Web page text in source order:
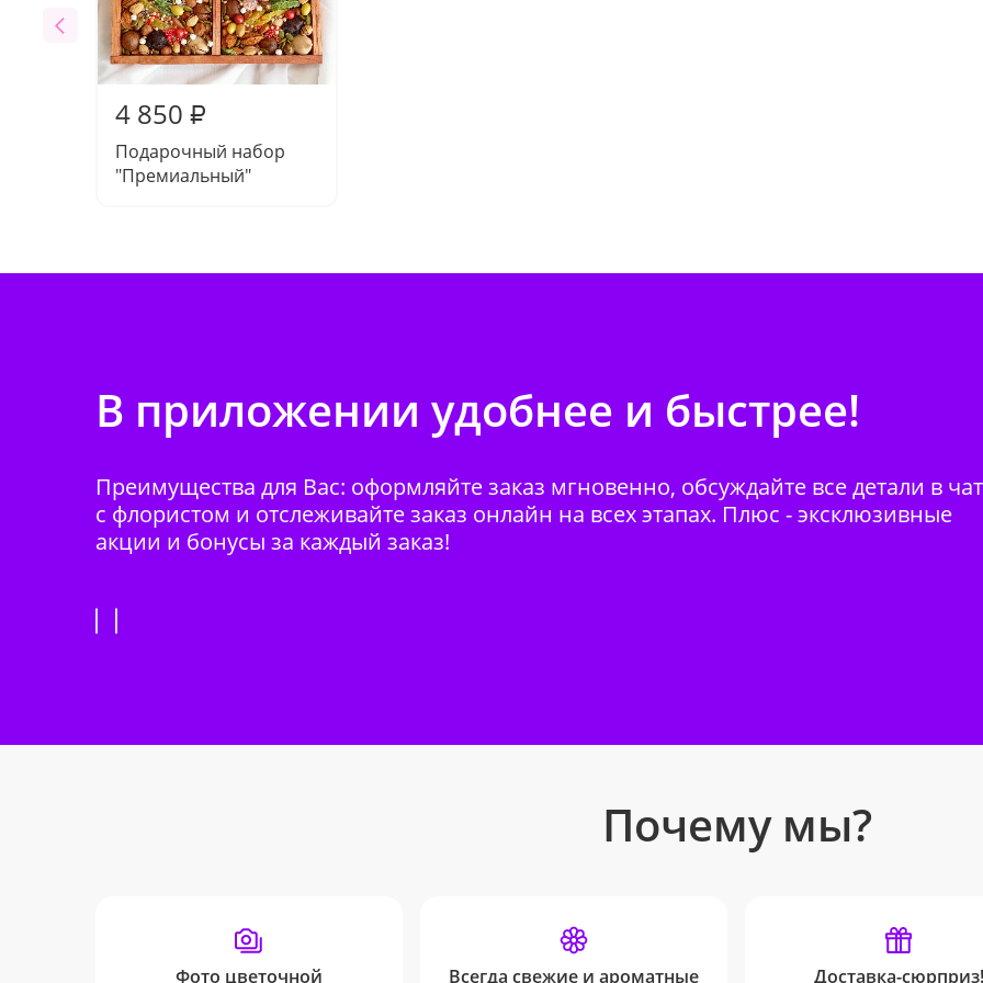
4 850 ₽
Подарочный набор
"Премиальный"
В приложении удобнее и быстрее!
Преимущества для Вас: оформляйте заказ мгновенно, обсуждайте все детали в
с флористом и отслеживайте заказ онлайн на всех этапах. Плюс - эксклюзивные
акции и бонусы за каждый заказ!
Почему мы?
Фото цветочной Всегда свежие и ароматные Доставка-сюрприз!